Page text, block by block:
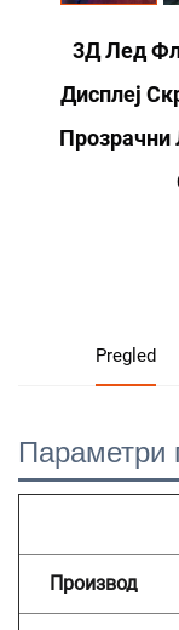
3Д Лед
Дисплеј
Прозрачни
Pregled
Параметри
Производ